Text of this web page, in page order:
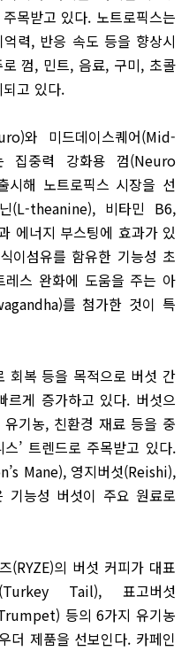
목받고 있다. 노트로픽스는
력, 반응 속도 등을 향상시
껌, 민트, 음료, 구미, 초콜
고 있다.
와 미드데이스퀘어(Mid-
집중력 강화용 껌(Neuro
해 노트로픽스 시장을 선
(L-theanine), 비타민 B6,
에너지 부스팅에 효과가 있
이섬유를 함유한 기능성 초
스 완화에 도움을 주는 아
를 첨가한 것이 특
회복 등을 목적으로 버섯 간
게 증가하고 있다. 버섯으
기농, 친환경 재료 등을 중
’ 트렌드로 주목받고 있다.
Mane), 영지버섯(Reishi),
기능성 버섯이 주요 원료로
(RYZE)의 버섯 커피가 대표
Tail), 표고버섯
등의 6가지 유기농
더 제품을 선보인다. 카페인